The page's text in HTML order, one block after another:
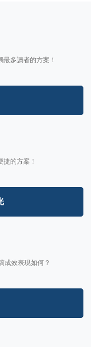
多讀者的方案！
的方案！
成效表現如何？